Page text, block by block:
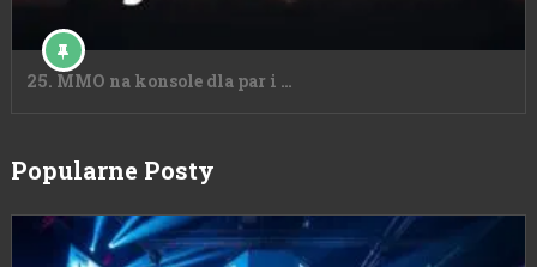
25. MMO na konsole dla par i …
Popularne Posty